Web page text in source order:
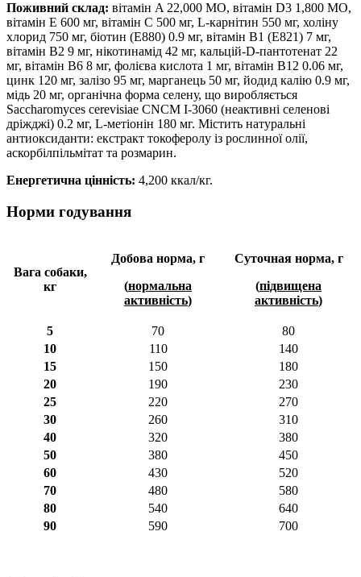
Поживний склад: вітамін A 22,000 МО, вітамін D3 1,800 МО,
вітамін E 600 мг, вітамін C 500 мг, L-карнітин 550 мг, холіну
хлорид 750 мг, біотин (Е880) 0.9 мг, вітамін B1 (Е821) 7 мг,
вітамін B2 9 мг, нікотинамід 42 мг, кальцій-D-пантотенат 22
мг, вітамін B6 8 мг, фолієва кислота 1 мг, вітамін B12 0.06 мг,
цинк 120 мг, залізо 95 мг, марганець 50 мг, йодид калію 0.9 мг,
мідь 20 мг, органічна форма селену, що виробляється
Saccharomyces cerevisiae CNCM I-3060 (неактивні селенові
дріжджі) 0.2 мг, L-метіонін 180 мг. Містить натуральні
антиоксиданти: екстракт токоферолу із рослинної олії,
аскорбілпільмітат та розмарин.
Енергетична цінність: 4,200 ккал/кг.
Норми годування
Вага собаки,
кг
Добова норма, г
(нормальна
активність)
Суточная норма, г
(підвищена
активність)
5 70
80
10
110
140
15
150
180
20
190
230
25
220
270
30
260
310
40
320
380
50
380
450
60
430
520
70
480
580
80
540
640
90
590 700